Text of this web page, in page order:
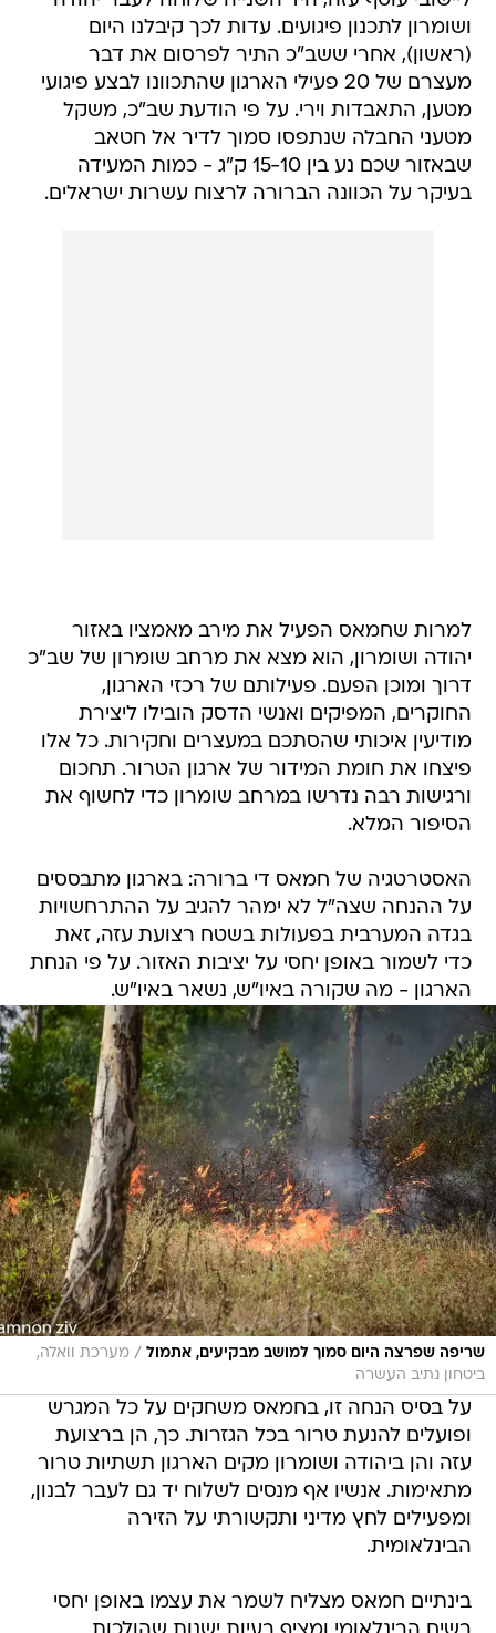
ושומרון לתכנון פיגועים. עדות לכך קיבלנו היום
(ראשון), אחרי ששב"כ התיר לפרסום את דבר
מעצרם של 20 פעילי הארגון שהתכוונו לבצע פיגועי
מטען, התאבדות וירי. על פי הודעת שב"כ, משקל
מטעני החבלה שנתפסו סמוך לדיר אל חטאב
שבאזור שכם נע בין 15-10 ק"ג - כמות המעידה
בעיקר על הכוונה הברורה לרצוח עשרות ישראלים.
למרות שחמאס הפעיל את מירב מאמציו באזור
יהודה ושומרון, הוא מצא את מרחב שומרון של שב"כ
דרוך ומוכן הפעם. פעילותם של רכזי הארגון,
החוקרים, המפיקים ואנשי הדסק הובילו ליצירת
מודיעין איכותי שהסתכם במעצרים וחקירות. כל אלו
פיצחו את חומת המידור של ארגון הטרור. תחכום
ורגישות רבה נדרשו במרחב שומרון כדי לחשוף את
הסיפור המלא.
האסטרטגיה של חמאס די ברורה: בארגון מתבססים
על ההנחה שצה"ל לא ימהר להגיב על ההתרחשויות
בגדה המערבית בפעולות בשטח רצועת עזה, זאת
כדי לשמור באופן יחסי על יציבות האזור. על פי הנחת
הארגון - מה שקורה באיו"ש, נשאר באיו"ש.
שריפה שפרצה היום סמוך למושב מבקיעים, אתמול / מערכת וואלה,
ביטחון נתיב העשרה
על בסיס הנחה זו, בחמאס משחקים על כל המגרש
ופועלים להנעת טרור בכל הגזרות. כך, הן ברצועת
עזה והן ביהודה ושומרון מקים הארגון תשתיות טרור
מתאימות. אנשיו אף מנסים לשלוח יד גם לעבר לבנון,
ומפעילים לחץ מדיני ותקשורתי על הזירה
הבינלאומית.
בינתיים חמאס מצליח לשמר את עצמו באופן יחסי